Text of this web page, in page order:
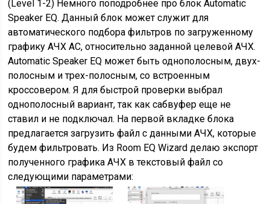
(Level 1-2) Немного поподробнее про блок Automatic
Speaker EQ. Данный блок может служит для
автоматического подбора фильтров по загруженному
графику АЧХ АС, относительно заданной целевой АЧХ.
Automatic Speaker EQ может быть однополосным, двух-
полосным и трех-полосным, со встроенным
кроссовером. Я для быстрой проверки выбрал
однополосный вариант, так как сабвуфер еще не
ставил и не подключал. На первой вкладке блока
предлагается загрузить файл с данными АЧХ, которые
будем фильтровать. Из Room EQ Wizard делаю экспорт
полученного графика АЧХ в текстовый файл со
следующими параметрами: